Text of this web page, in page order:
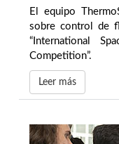
El equipo
sobre control de
“International
Competition”.
Leer más